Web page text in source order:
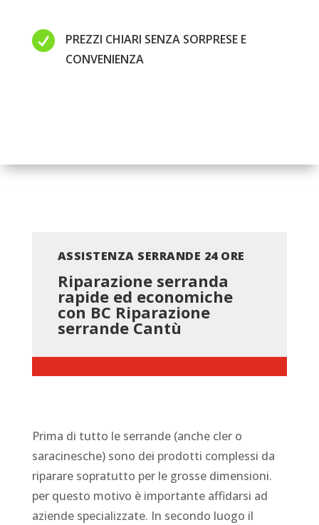

PREZZI CHIARI SENZA SORPRESE E
CONVENIENZA
ASSISTENZA SERRANDE 24 ORE
Riparazione serranda
rapide ed economiche
con BC Riparazione
serrande Cantù
Prima di tutto le serrande (anche cler o
saracinesche) sono dei prodotti complessi da
riparare sopratutto per le grosse dimensioni.
per questo motivo è importante affidarsi ad
aziende specializzate. In secondo luogo il